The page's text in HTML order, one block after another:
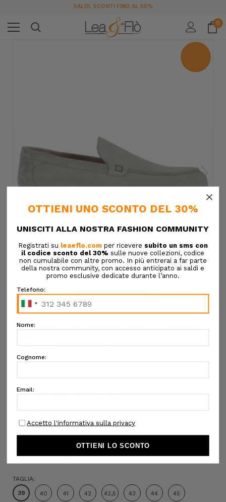
SALDI, SCONTI FINO AL 50%
0
Tap or pinch to expand
DOUCAL'S
MOCASSINI IN SUEDE CON SUOLA IN GOMMA
ALTRI COLORI:
TAGLIA:
39
40 41 42 42,5 43 44 45
×